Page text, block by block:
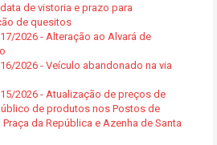
de vistoria e prazo para
de quesitos
2026 - Alteração ao Alvará de
2026 - Veículo abandonado na via
2026 - Atualização de preços de
de produtos nos Postos de
Praça da República e Azenha de Santa